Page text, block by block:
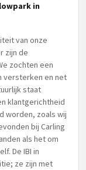
in
van onze
zijn de
zochten een
versterken en net
staat
klantgerichtheid
worden, zoals wij
bij Carling
als het om
De IBI in
ze zijn met